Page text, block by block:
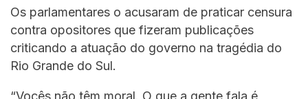
Os parlamentares o acusaram de praticar censura
contra opositores que fizeram publicações
criticando a atuação do governo na tragédia do
Rio Grande do Sul.
“Vocês não têm moral. O que a gente fala é